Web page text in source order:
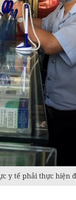
y tế phải thực hiện